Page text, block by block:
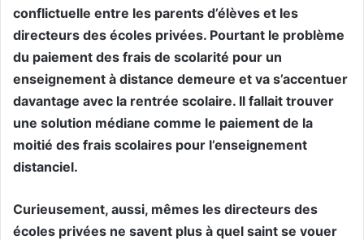
conflictuelle entre les parents d’élèves et les
directeurs des écoles privées. Pourtant le problème
du paiement des frais de scolarité pour un
enseignement à distance demeure et va s’accentuer
davantage avec la rentrée scolaire. Il fallait trouver
une solution médiane comme le paiement de la
moitié des frais scolaires pour l’enseignement
distanciel.
Curieusement, aussi, mêmes les directeurs des
écoles privées ne savent plus à quel saint se vouer